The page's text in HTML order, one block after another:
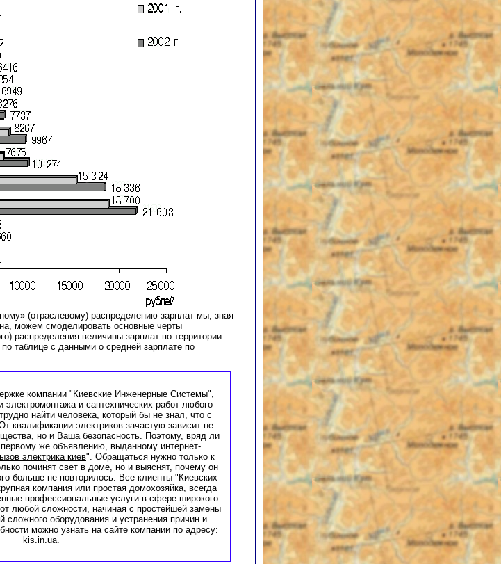
(отраслевому) распределению зарплат мы, зная
можем смоделировать основные черты
распределения величины зарплат по территории
таблице с данными о средней зарплате по
компании "Киевские Инженерные Системы",
и сантехнических работ любого
найти человека, который бы не знал, что с
квалификации электриков зачастую зависит не
но и Ваша безопасность. Поэтому, вряд ли
первому же объявлению, выданному интернет-
электрика киев". Обращаться нужно только к
починят свет в доме, но и выяснят, почему он
больше не повторилось. Все клиенты "Киевских
компания или простая домохозяйка, всегда
профессиональные услуги в сфере широкого
любой сложности, начиная с простейшей замены
сложного оборудования и устранения причин и
можно узнать на сайте компании по адресу:
kis.in.ua.